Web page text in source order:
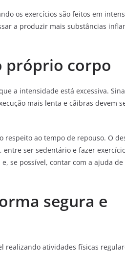
os exercícios são feitos em
a produzir mais substâncias
próprio corpo
a intensidade está excessiva.
mais lenta e cãibras devem
ao tempo de repouso. O
ser sedentário e fazer
se possível, contar com a ajuda
segura e
realizando atividades físicas